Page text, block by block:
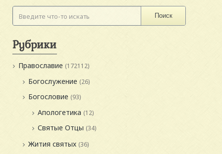
Поиск
Рубрики
Православие (172112)
Богослужение (26)
Богословие (93)
Апологетика (12)
Святые Отцы (34)
Жития святых (36)